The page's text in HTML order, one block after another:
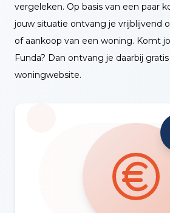
vergeleken. Op basis van een paar
jouw situatie ontvang je vrijblijvend
of aankoop van een woning. Komt
Funda? Dan ontvang je daarbij
woningwebsite.